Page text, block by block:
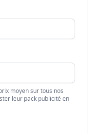
moyen sur tous nos
leur pack publicité en